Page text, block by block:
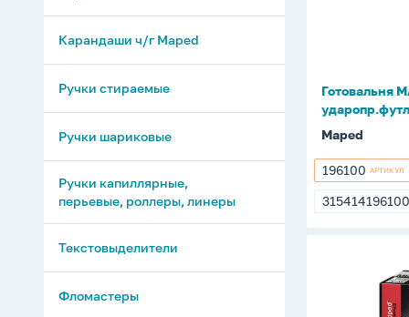
Карандаши ч/г Maped
Ручки стираемые
Ручки шариковые
Ручки капиллярные,
перьевые, роллеры, линеры
Текстовыделители
Фломастеры
Готовальня
Maped
196100
196100 АРТИКУЛ